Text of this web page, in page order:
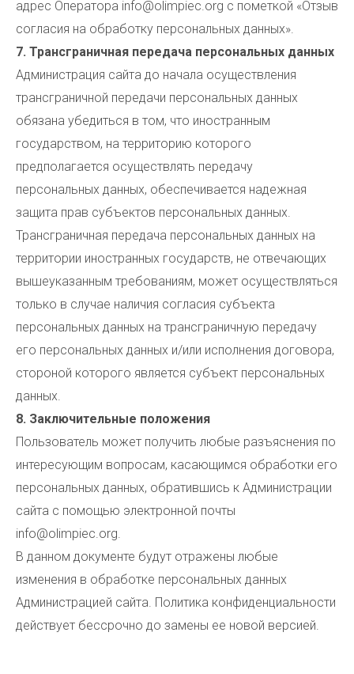
адрес Оператора info@olimpiec.org с пометкой «Отзыв
согласия на обработку персональных данных».
7. Трансграничная передача персональных данных
Администрация сайта до начала осуществления
трансграничной передачи персональных данных
обязана убедиться в том, что иностранным
государством, на территорию которого
предполагается осуществлять передачу
персональных данных, обеспечивается надежная
защита прав субъектов персональных данных.
Трансграничная передача персональных данных на
территории иностранных государств, не отвечающих
вышеуказанным требованиям, может осуществляться
только в случае наличия согласия субъекта
персональных данных на трансграничную передачу
его персональных данных и/или исполнения договора,
стороной которого является субъект персональных
данных.
8. Заключительные положения
Пользователь может получить любые разъяснения по
интересующим вопросам, касающимся обработки его
персональных данных, обратившись к Администрации
сайта с помощью электронной почты
info@olimpiec.org.
В данном документе будут отражены любые
изменения в обработке персональных данных
Администрацией сайта. Политика конфиденциальности
действует бессрочно до замены ее новой версией.